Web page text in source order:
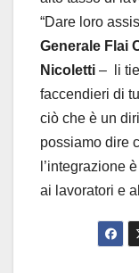
“Dare loro
Generale Flai
Nicoletti – li
faccendieri di
ciò che è un
possiamo dire
l’integrazione
ai lavoratori e